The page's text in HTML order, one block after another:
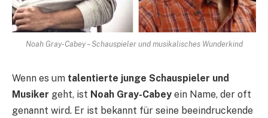
Noah Gray-Cabey – Schauspieler und musikalisches Wunderkind
Wenn es um talentierte junge Schauspieler und
Musiker geht, ist Noah Gray-Cabey ein Name, der oft
genannt wird. Er ist bekannt für seine beeindruckende